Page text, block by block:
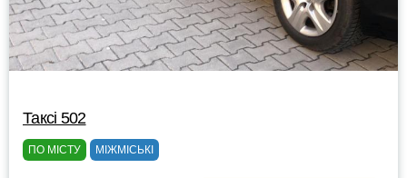
Таксі 502
ПО МІСТУ МІЖМІСЬКІ